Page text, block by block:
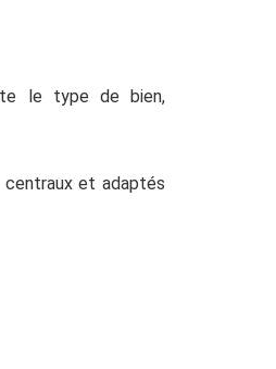
le type de bien,
et adaptés